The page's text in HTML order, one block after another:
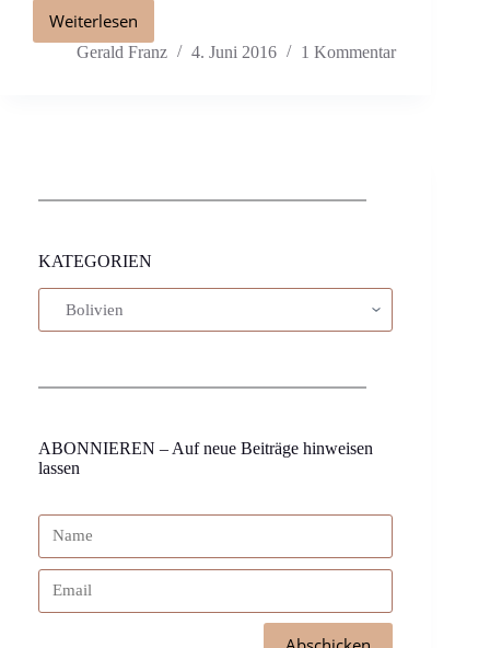
Weiterlesen
Gerald Franz 4. Juni 2016 1 Kommentar
KATEGORIEN
ABONNIEREN – Auf neue Beiträge hinweisen
lassen